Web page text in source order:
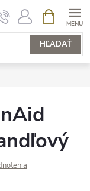
HĽADAŤ
KOŠÍK